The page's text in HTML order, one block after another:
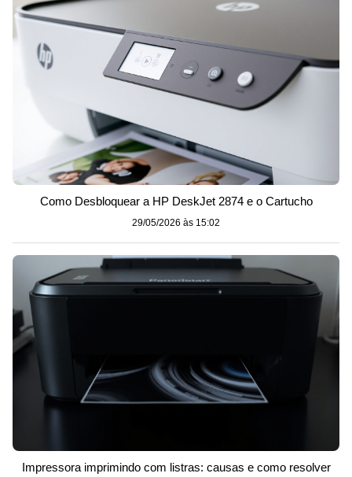
Como Desbloquear a HP DeskJet 2874 e o Cartucho
29/05/2026 às 15:02
Impressora imprimindo com listras: causas e como resolver